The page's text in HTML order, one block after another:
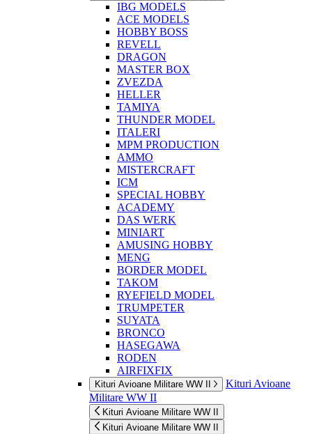
IBG MODELS
ACE MODELS
HOBBY BOSS
REVELL
DRAGON
MASTER BOX
ZVEZDA
HELLER
TAMIYA
THUNDER MODEL
ITALERI
MPM PRODUCTION
AMMO
MISTERCRAFT
ICM
SPECIAL HOBBY
ACADEMY
DAS WERK
MINIART
AMUSING HOBBY
MENG
BORDER MODEL
TAKOM
RYEFIELD MODEL
TRUMPETER
SUYATA
BRONCO
HASEGAWA
RODEN
AIRFIXFIX
Kituri Avioane Militare WW II
Kituri Avioane
Militare WW II
Kituri Avioane Militare WW II
Kituri Avioane Militare WW II